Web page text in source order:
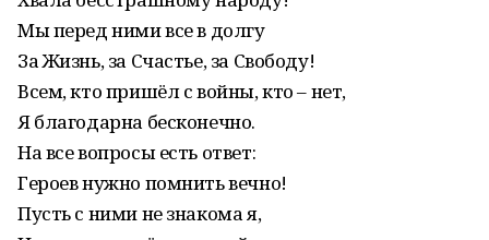
Мы перед ними все в долгу
За Жизнь, за Счастье, за Свободу!
Всем, кто пришёл с войны, кто – нет,
Я благодарна бесконечно.
На все вопросы есть ответ:
Героев нужно помнить вечно!
Пусть с ними не знакома я,